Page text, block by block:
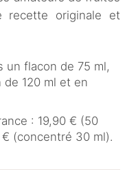
recette originale et
un flacon de 75 ml,
de 120 ml et en
: 19,90 € (50
(concentré 30 ml).